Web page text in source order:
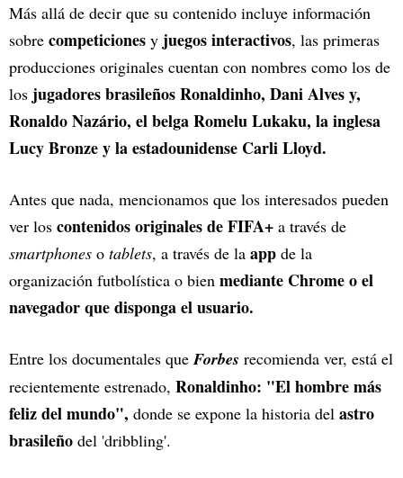
Más allá de decir que su contenido incluye información
sobre competiciones y juegos interactivos, las primeras
producciones originales cuentan con nombres como los de
los jugadores brasileños Ronaldinho, Dani Alves y,
Ronaldo Nazário, el belga Romelu Lukaku, la inglesa
Lucy Bronze y la estadounidense Carli Lloyd.
Antes que nada, mencionamos que los interesados pueden
ver los contenidos originales de FIFA+ a través de
smartphones o tablets, a través de la app de la
organización futbolística o bien mediante Chrome o el
navegador que disponga el usuario.
Entre los documentales queForbes recomienda ver, está el
recientemente estrenado, Ronaldinho: "El hombre más
feliz del mundo", donde se expone la historia del astro
brasileño del 'dribbling'.